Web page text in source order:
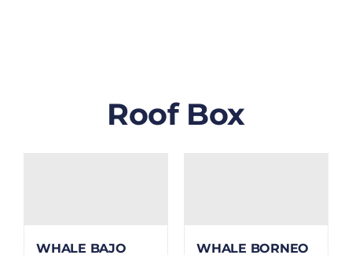
Roof Box
WHALE BAJO WHALE BORNEO